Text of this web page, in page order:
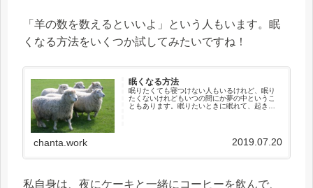
「羊の数を数えるといいよ」という人もいます。眠
くなる方法をいくつか試してみたいですね！
眠くなる方法
眠りたくても寝つけない人もいるけれど、眠り
たくないけれどもいつの間にか夢の中というこ
ともあります。眠りたいときに眠れて、起きて
chanta.work 2019.07.20
私自身は、夜にケーキと一緒にコーヒーを飲んで、